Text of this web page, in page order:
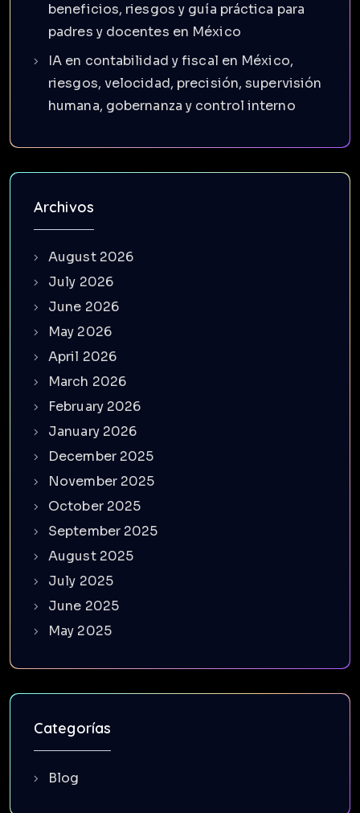
beneficios, riesgos y guía práctica para
padres y docentes en México
IA en contabilidad y fiscal en México,
riesgos, velocidad, precisión, supervisión
humana, gobernanza y control interno
Archivos
August 2026
July 2026
June 2026
May 2026
April 2026
March 2026
February 2026
January 2026
December 2025
November 2025
October 2025
September 2025
August 2025
July 2025
June 2025
May 2025
Categorías
Blog